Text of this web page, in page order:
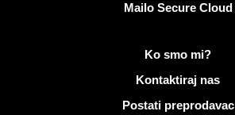
Mailo Secure Cloud
Ko smo mi?
Kontaktiraj nas
Postati preprodavac